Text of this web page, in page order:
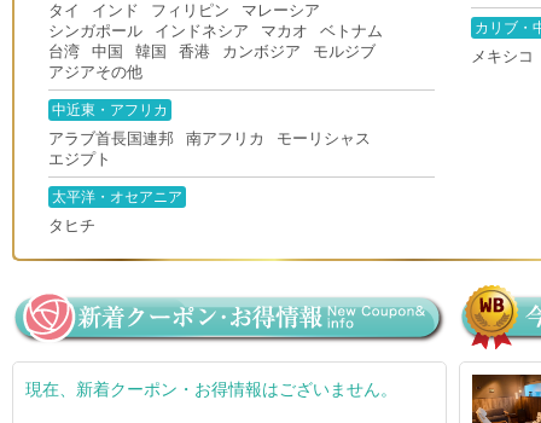
タイ インド フィリピン
マレーシア
シンガポール
インドネシア マカオ
ベトナム
台湾
中国 韓国 香港 カンボジア
モルジブ
アジアその他
中近東・アフリカ
アラブ首長国連邦 南アフリカ
モーリシャス
エジプト
太平洋・オセアニア
タヒチ
カリブ・
メキシコ
現在、新着クーポン・お得情報はございません。